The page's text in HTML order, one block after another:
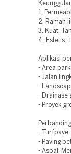
1.
2. Ramah
3. Kuat:
4. Estetis:
Aplikasi
- Area
- Jalan
-
- Drainase
- Proyek
- Turfpave:
- Paving
- Aspal: